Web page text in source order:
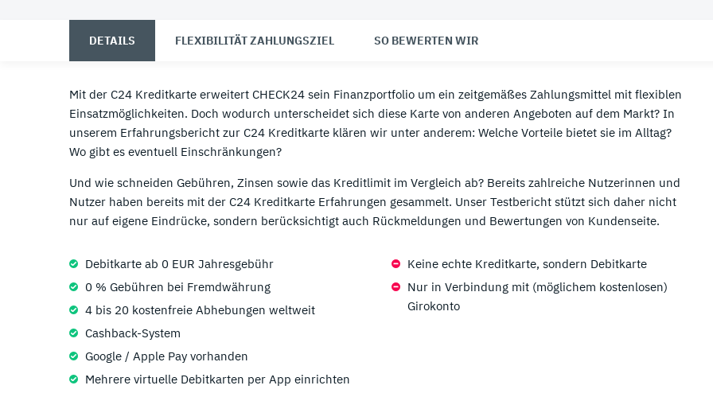
08. Commerzbank Erfahrungen
10. Deutsche Bank Erfahrungen
Kreditzinsen berechnen
08. awa7 Erfahrungen
10. C24 Erfahrungen
11. N26 Kreditkarte Erfahrungen
Visa Kreditkarten
🌴 Kreditkarten für Reisen
DETAILS FLEXIBILITÄT ZAHLUNGSZIEL SO BEWERTEN WIR
Mit der C24 Kreditkarte erweitert CHECK24 sein Finanzportfolio um ein zeitgemäßes Zahlungsmittel mit flexiblen
Einsatzmöglichkeiten. Doch wodurch unterscheidet sich diese Karte von anderen Angeboten auf dem Markt? In
unserem Erfahrungsbericht zur C24 Kreditkarte klären wir unter anderem: Welche Vorteile bietet sie im Alltag?
Wo gibt es eventuell Einschränkungen?
Und wie schneiden Gebühren, Zinsen sowie das Kreditlimit im Vergleich ab? Bereits zahlreiche Nutzerinnen und
Nutzer haben bereits mit der C24 Kreditkarte Erfahrungen gesammelt. Unser Testbericht stützt sich daher nicht
nur auf eigene Eindrücke, sondern berücksichtigt auch Rückmeldungen und Bewertungen von Kundenseite.
Debitkarte ab 0 EUR Jahresgebühr
0 % Gebühren bei Fremdwährung
4 bis 20 kostenfreie Abhebungen weltweit
Cashback-System
Google / Apple Pay vorhanden
Mehrere virtuelle Debitkarten per App einrichten
Keine echte Kreditkarte, sondern Debitkarte
Nur in Verbindung mit (möglichem kostenlosen)
Girokonto